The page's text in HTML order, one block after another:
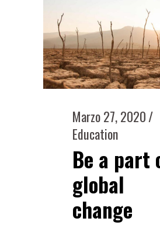
Marzo 27, 2020
Education
Be a part
global
change